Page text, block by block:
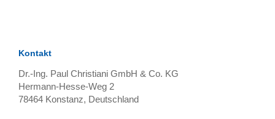
Kontakt
Dr.-Ing. Paul Christiani GmbH & Co. KG
Hermann-Hesse-Weg 2
78464 Konstanz, Deutschland